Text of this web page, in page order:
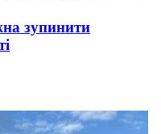
зупинити